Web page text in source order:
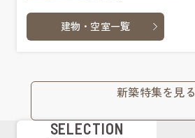
建物・空室一覧
新築特集を見る
SELECTION